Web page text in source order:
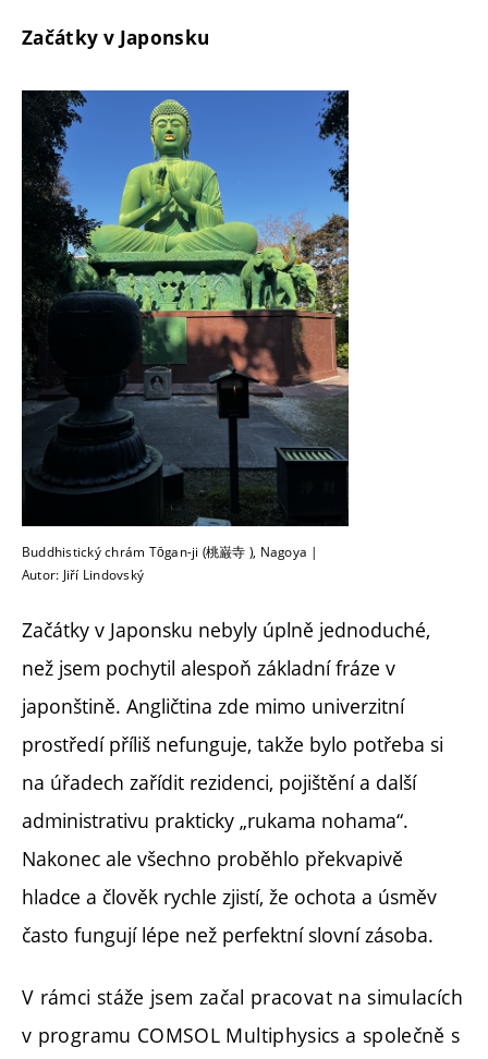
Začátky v Japonsku
Buddhistický chrám Tōgan-ji (桃巌寺 ), Nagoya |
Autor: Jiří Lindovský
Začátky v Japonsku nebyly úplně jednoduché,
než jsem pochytil alespoň základní fráze v
japonštině. Angličtina zde mimo univerzitní
prostředí příliš nefunguje, takže bylo potřeba si
na úřadech zařídit rezidenci, pojištění a další
administrativu prakticky „rukama nohama“.
Nakonec ale všechno proběhlo překvapivě
hladce a člověk rychle zjistí, že ochota a úsměv
často fungují lépe než perfektní slovní zásoba.
V rámci stáže jsem začal pracovat na simulacích
v programu COMSOL Multiphysics a společně s